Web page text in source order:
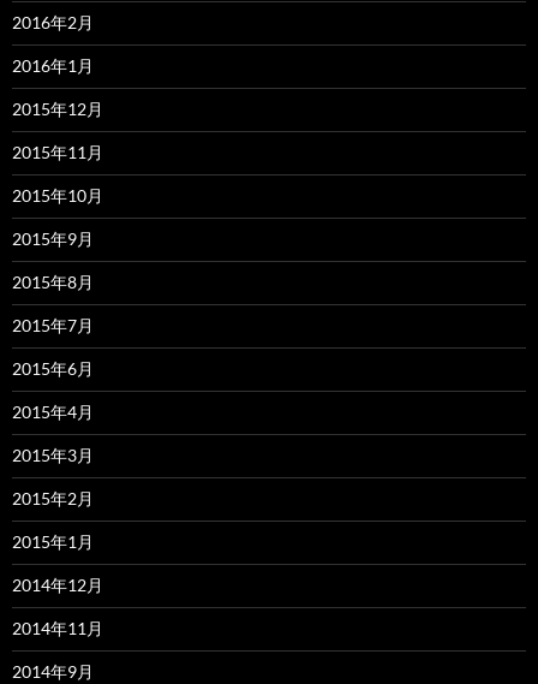
2016年2月
2016年1月
2015年12月
2015年11月
2015年10月
2015年9月
2015年8月
2015年7月
2015年6月
2015年4月
2015年3月
2015年2月
2015年1月
2014年12月
2014年11月
2014年9月